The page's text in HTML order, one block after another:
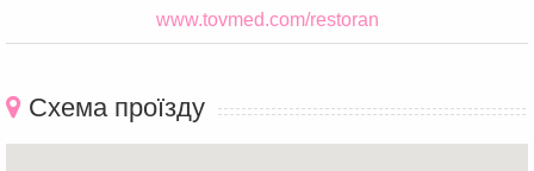
www.tovmed.com/restoran
Схема проїзду